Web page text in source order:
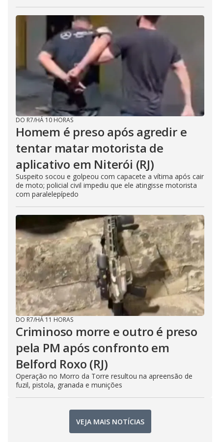
DO R7/HÁ 10 HORAS
Homem é preso após agredir e
tentar matar motorista de
aplicativo em Niterói (RJ)
Suspeito socou e golpeou com capacete a vítima após cair
de moto; policial civil impediu que ele atingisse motorista
com paralelepípedo
DO R7/HÁ 11 HORAS
Criminoso morre e outro é preso
pela PM após confronto em
Belford Roxo (RJ)
Operação no Morro da Torre resultou na apreensão de
fuzil, pistola, granada e munições
VEJA MAIS NOTÍCIAS